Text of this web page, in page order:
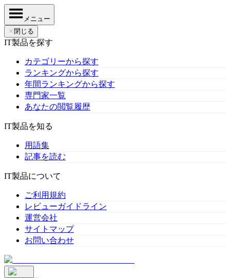
メニュー
✕ 閉じる
IT製品を探す
カテゴリーから探す
ランキングから探す
年間ランキングから探す
専門家一覧
あなたの閲覧履歴
IT製品を知る
用語集
記事を読む
IT製品について
ご利用規約
レビューガイドライン
運営会社
サイトマップ
お問い合わせ